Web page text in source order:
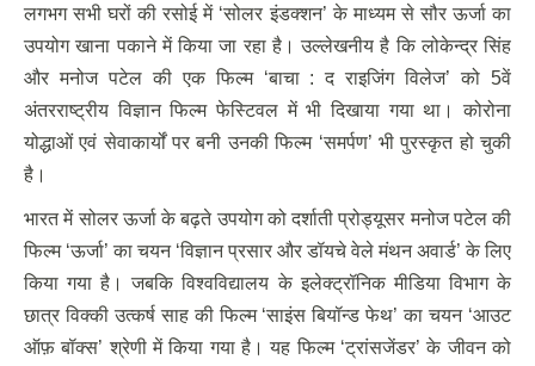
लगभग सभी घरों की रसोई में ‘सोलर इंडक्शन’ के माध्यम से सौर ऊर्जा का
उपयोग खाना पकाने में किया जा रहा है। उल्लेखनीय है कि लोकेन्द्र सिंह
और मनोज पटेल की एक फिल्म ‘बाचा : द राइजिंग विलेज’ को 5वें
अंतरराष्ट्रीय विज्ञान फिल्म फेस्टिवल में भी दिखाया गया था। कोरोना
योद्धाओं एवं सेवाकार्यों पर बनी उनकी फिल्म ‘समर्पण’ भी पुरस्कृत हो चुकी
है।
भारत में सोलर ऊर्जा के बढ़ते उपयोग को दर्शाती प्रोड्यूसर मनोज पटेल की
फिल्म ‘ऊर्जा’ का चयन ‘विज्ञान प्रसार और डॉयचे वेले मंथन अवार्ड’ के लिए
किया गया है। जबकि विश्वविद्यालय के इलेक्ट्रॉनिक मीडिया विभाग के
छात्र विक्की उत्कर्ष साह की फिल्म ‘साइंस बियॉन्ड फेथ’ का चयन ‘आउट
ऑफ़ बॉक्स’ श्रेणी में किया गया है। यह फिल्म ‘ट्रांसजेंडर’ के जीवन को